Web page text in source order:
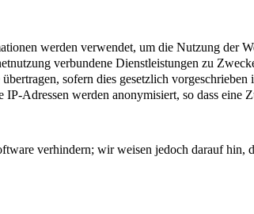
werden verwendet, um die Nutzung der
verbundene Dienstleistungen zu
sofern dies gesetzlich
Adressen werden anonymisiert, so dass eine
verhindern; wir weisen jedoch darauf hin,